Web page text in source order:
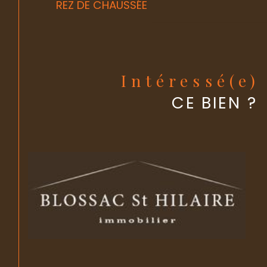
REZ DE CHAUSSÉE
Intéressé(e)
CE BIEN ?